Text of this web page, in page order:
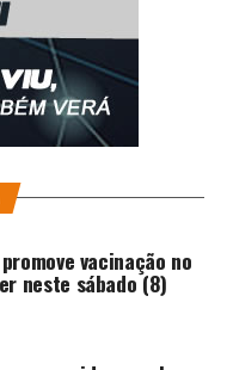
vacinação no
neste sábado (8)